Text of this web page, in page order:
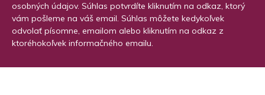
osobných údajov. Súhlas potvrdíte kliknutím na odkaz, ktorý
vám pošleme na váš email. Súhlas môžete kedykoľvek
odvolať písomne, emailom alebo kliknutím na odkaz z
ktoréhokoľvek informačného emailu.